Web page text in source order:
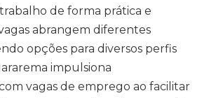
de forma prática e
abrangem diferentes
opções para diversos perfis
impulsiona
vagas de emprego ao facilitar